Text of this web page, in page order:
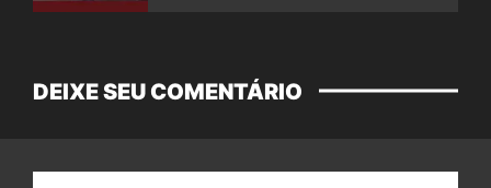
DEIXE SEU COMENTÁRIO